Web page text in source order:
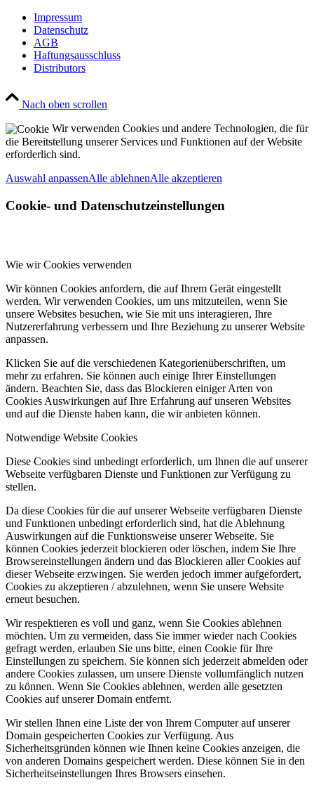
Impressum
Datenschutz
AGB
Haftungsausschluss
Distributors
Nach oben scrollen
Wir verwenden Cookies und andere Technologien, die für
die Bereitstellung unserer Services und Funktionen auf der Website
erforderlich sind.
Auswahl anpassenAlle ablehnenAlle akzeptieren
Cookie- und Datenschutzeinstellungen
Wie wir Cookies verwenden
Wir können Cookies anfordern, die auf Ihrem Gerät eingestellt
werden. Wir verwenden Cookies, um uns mitzuteilen, wenn Sie
unsere Websites besuchen, wie Sie mit uns interagieren, Ihre
Nutzererfahrung verbessern und Ihre Beziehung zu unserer Website
anpassen.
Klicken Sie auf die verschiedenen Kategorienüberschriften, um
mehr zu erfahren. Sie können auch einige Ihrer Einstellungen
ändern. Beachten Sie, dass das Blockieren einiger Arten von
Cookies Auswirkungen auf Ihre Erfahrung auf unseren Websites
und auf die Dienste haben kann, die wir anbieten können.
Notwendige Website Cookies
Diese Cookies sind unbedingt erforderlich, um Ihnen die auf unserer
Webseite verfügbaren Dienste und Funktionen zur Verfügung zu
stellen.
Da diese Cookies für die auf unserer Webseite verfügbaren Dienste
und Funktionen unbedingt erforderlich sind, hat die Ablehnung
Auswirkungen auf die Funktionsweise unserer Webseite. Sie
können Cookies jederzeit blockieren oder löschen, indem Sie Ihre
Browsereinstellungen ändern und das Blockieren aller Cookies auf
dieser Webseite erzwingen. Sie werden jedoch immer aufgefordert,
Cookies zu akzeptieren / abzulehnen, wenn Sie unsere Website
erneut besuchen.
Wir respektieren es voll und ganz, wenn Sie Cookies ablehnen
möchten. Um zu vermeiden, dass Sie immer wieder nach Cookies
gefragt werden, erlauben Sie uns bitte, einen Cookie für Ihre
Einstellungen zu speichern. Sie können sich jederzeit abmelden oder
andere Cookies zulassen, um unsere Dienste vollumfänglich nutzen
zu können. Wenn Sie Cookies ablehnen, werden alle gesetzten
Cookies auf unserer Domain entfernt.
Wir stellen Ihnen eine Liste der von Ihrem Computer auf unserer
Domain gespeicherten Cookies zur Verfügung. Aus
Sicherheitsgründen können wie Ihnen keine Cookies anzeigen, die
von anderen Domains gespeichert werden. Diese können Sie in den
Sicherheitseinstellungen Ihres Browsers einsehen.